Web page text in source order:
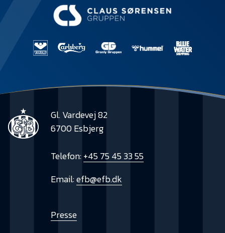
Gl. Vardevej 82
6700 Esbjerg
Telefon:+45 75 45 33 55
Email:efb@efb.dk
Presse